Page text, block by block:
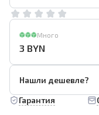
Много
3 BYN
Нашли дешевле?
Гарантия